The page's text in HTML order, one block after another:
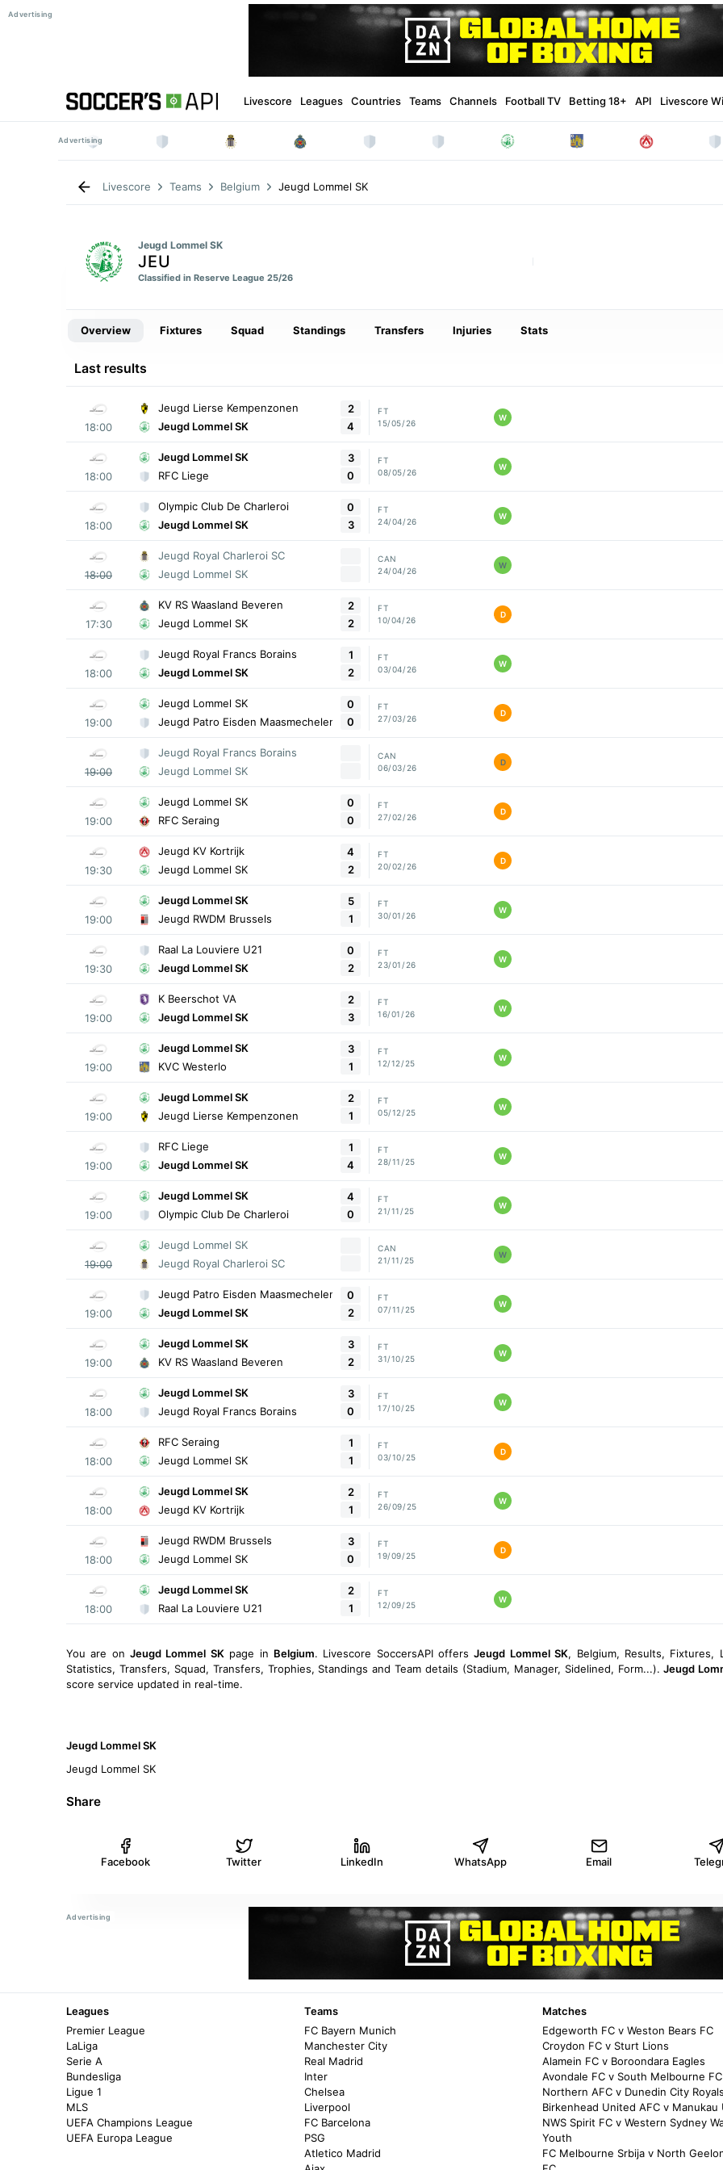
Livescore Leagues Countries Teams Channels Football TV Betting 18+ API Livescore
Livescore Teams Belgium Jeugd Lommel SK
Jeugd Lommel SK
JEU
Classified in Reserve League 25/26
Overview Fixtures Squad Standings Transfers Injuries Stats
Last results
18:00
Jeugd Lierse Kempenzonen
Jeugd Lommel SK
2
4
FT
15/05/26
W
18:00
Jeugd Lommel SK
RFC Liege
3
0
FT
08/05/26
W
18:00
Olympic Club De Charleroi
Jeugd Lommel SK
0
3
FT
24/04/26
W
18:00
Jeugd Royal Charleroi SC
Jeugd Lommel SK
CAN
24/04/26
W
17:30
KV RS Waasland Beveren
Jeugd Lommel SK
2
2
FT
10/04/26
D
18:00
Jeugd Royal Francs Borains
Jeugd Lommel SK
1
2
FT
03/04/26
W
19:00
Jeugd Lommel SK
Jeugd Patro Eisden Maasmechelen
0
0
FT
27/03/26
D
19:00
Jeugd Royal Francs Borains
Jeugd Lommel SK
CAN
06/03/26
D
19:00
Jeugd Lommel SK
RFC Seraing
0
0
FT
27/02/26
D
19:30
Jeugd KV Kortrijk
Jeugd Lommel SK
4
2
FT
20/02/26
D
19:00
Jeugd Lommel SK
Jeugd RWDM Brussels
5
1
FT
30/01/26
W
19:30
Raal La Louviere U21
Jeugd Lommel SK
0
2
FT
23/01/26
W
19:00
K Beerschot VA
Jeugd Lommel SK
2
3
FT
16/01/26
W
19:00
Jeugd Lommel SK
KVC Westerlo
3
1
FT
12/12/25
W
19:00
Jeugd Lommel SK
Jeugd Lierse Kempenzonen
2
1
FT
05/12/25
W
19:00
RFC Liege
Jeugd Lommel SK
1
4
FT
28/11/25
W
19:00
Jeugd Lommel SK
Olympic Club De Charleroi
4
0
FT
21/11/25
W
19:00
Jeugd Lommel SK
Jeugd Royal Charleroi SC
CAN
21/11/25
W
19:00
Jeugd Patro Eisden Maasmechelen
Jeugd Lommel SK
0
2
FT
07/11/25
W
19:00
Jeugd Lommel SK
KV RS Waasland Beveren
3
2
FT
31/10/25
W
18:00
Jeugd Lommel SK
Jeugd Royal Francs Borains
3
0
FT
17/10/25
W
18:00
RFC Seraing
Jeugd Lommel SK
1
1
FT
03/10/25
D
18:00
Jeugd Lommel SK
Jeugd KV Kortrijk
2
1
FT
26/09/25
W
18:00
Jeugd RWDM Brussels
Jeugd Lommel SK
3
0
FT
19/09/25
D
18:00
Jeugd Lommel SK
Raal La Louviere U21
2
1
FT
12/09/25
W
You are onJeugd Lommel SKpage in Belgium. Livescore SoccersAPI offersJeugd Lommel SK, Belgium, Results, Fixtures,
Statistics, Transfers, Squad, Transfers, Trophies, Standings and Team details (Stadium, Manager, Sidelined, Form...).Jeugd
score service updated in real-time.
Jeugd Lommel SK
Jeugd Lommel SK
Share
Facebook Twitter LinkedIn WhatsApp Email
Leagues
Premier League
LaLiga
Serie A
Bundesliga
Ligue 1
MLS
UEFA Champions League
UEFA Europa League
Teams
FC Bayern Munich
Manchester City
Real Madrid
Inter
Chelsea
Liverpool
FC Barcelona
PSG
Atletico Madrid
Matches
Edgeworth FC v Weston Bears FC
Croydon FC v Sturt Lions
Alamein FC v Boroondara Eagles
Avondale FC v South Melbourne FC
Northern AFC v Dunedin City
Birkenhead United AFC v Manukau
NWS Spirit FC v Western Sydney
Youth
FC Melbourne Srbija v North